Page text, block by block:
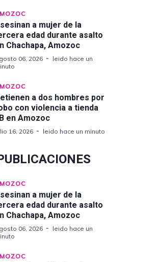
a mujer de la
edad durante asalto
Chachapa, Amozoc
06, 2026
leido hace un
a dos hombres por
con violencia a tienda
en Amozoc
16, 2026 leido hace un minuto
a mujer de la
edad durante asalto
Chachapa, Amozoc
06, 2026
leido hace un